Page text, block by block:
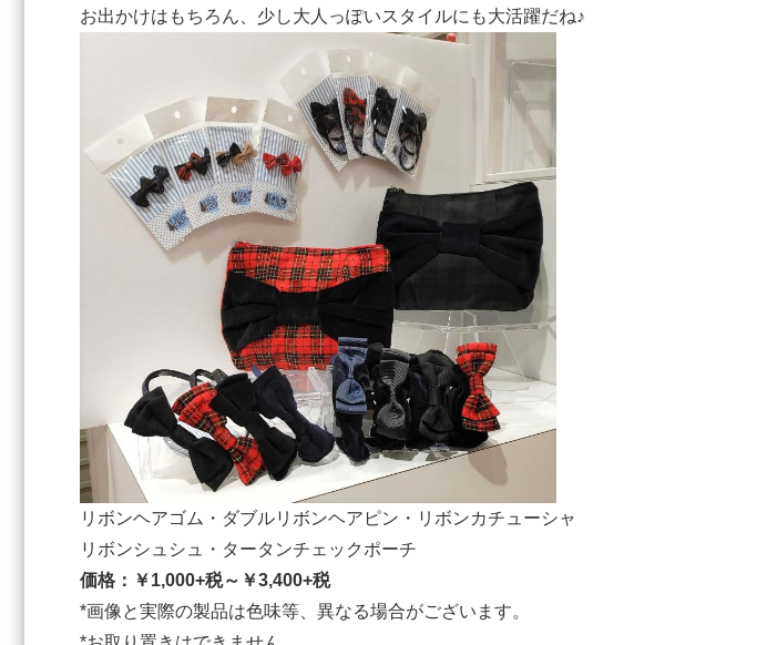
お出かけはもちろん、少し大人っぽいスタイルにも大活躍だね♪
リボンヘアゴム・ダブルリボンヘアピン・リボンカチューシャ
リボンシュシュ・タータンチェックポーチ
価格：￥1,000+税～￥3,400+税
*画像と実際の製品は色味等、異なる場合がございます。